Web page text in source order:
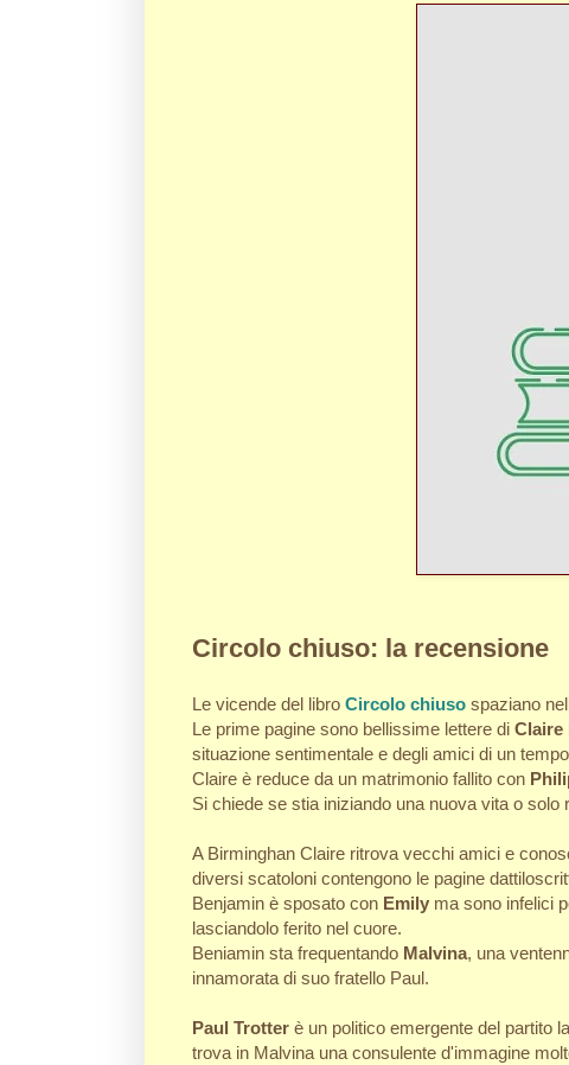
Circolo chiuso: la recensione
Le vicende del libro Circolo chiuso spaziano
Le prime pagine sono bellissime lettere di Claire
situazione sentimentale e degli amici di un
Claire è reduce da un matrimonio fallito con
Si chiede se stia iniziando una nuova vita o
A Birminghan Claire ritrova vecchi amici e
diversi scatoloni contengono le pagine
Benjamin è sposato con Emily ma sono infelici
lasciandolo ferito nel cuore.
Beniamin sta frequentando Malvina, una
innamorata di suo fratello Paul.
Paul Trotter è un politico emergente del partito
trova in Malvina una consulente d'immagine